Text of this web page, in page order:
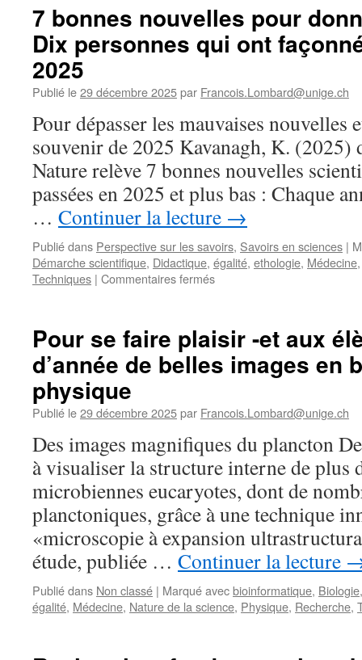
les
bébés
déclenche
paternel
:
depuis
les
poissons
et
chez
l’humain,
CQFD
/
documentaire
ARTE
/
temps
des
pères,
une
naturelle
hommes
des
bébés
7 bonnes nouvelles pour
Dix personnes qui ont
2025
Publié le29 décembre 2025par Francois.Lombard@unige.ch
Pour dépasser les mauvaises nouvelles
souvenir de 2025 Kavanagh, K. (2025)
Nature relève 7 bonnes nouvelles
passées en 2025 et plus bas : Chaque
… Continuer la lecture →
Publié dans Perspective sur les savoirs, Savoirs en sciences |
Démarche scientifique, Didactique, égalité, ethologie, Médecine
Techniques | Commentaires ferméssur
pour
donner
de
Dix
personnes
qui
ont
façonné
la
science
en
2025
Pour se faire plaisir -et aux
d’année de belles images en
physique
Publié le29 décembre 2025par Francois.Lombard@unige.ch
Des images magnifiques du plancton
à visualiser la structure interne de plus
microbiennes eucaryotes, dont de
planctoniques, grâce à une technique
«microscopie à expansion
étude, publiée … Continuer la lecture
Publié dans Non classé | Marqué avecbioinformatique, Biologie
égalité, Médecine, Nature de la science, Physique, Recherche,